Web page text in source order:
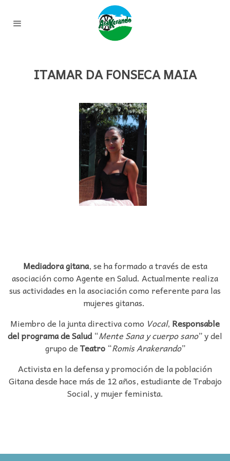
ITAMAR DA FONSECA MAIA
Mediadora gitana, se ha formado a través de esta
asociación como Agente en Salud. Actualmente realiza
sus actividades en la asociación como referente para las
mujeres gitanas.
Miembro de la junta directiva como Vocal, Responsable
del programa de Salud“Mente Sana y cuerpo sano” y del
grupo deTeatro “Romis Arakerando”
Activista en la defensa y promoción de la población
Gitana desde hace más de 12 años, estudiante de Trabajo
Social, y mujer feminista.